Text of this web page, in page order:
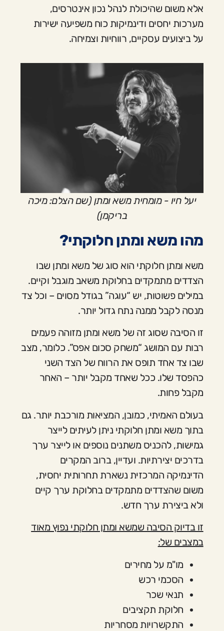
אלא משום שהיכולת לנהל נכון אינטרסים,
מערכות יחסים ודינמיקות כוח משפיעה ישירות
על ביצועים עסקיים, רווחיות וצמיחה.
יעל חיו - מומחית משא ומתן (שם הצלם: מיכה
בריקמן)
מהו משא ומתן חלוקתי?
משא ומתן חלוקתי הוא סוג של משא ומתן שבו
הצדדים מתמקדים בחלוקת משאב מוגבל וקיים.
במילים פשוטות, יש “עוגה” בגודל מסוים – וכל צד
מנסה לקבל ממנה נתח גדול יותר.
זו הסיבה שסוג זה של משא ומתן מזוהה פעמים
רבות עם המושג “משחק סכום אפס”. כלומר, מצב
שבו צד אחד תופס את הרווח של הצד השני
כהפסד שלו. ככל שאחד מקבל יותר – האחר
מקבל פחות.
בעולם האמיתי, כמובן, המציאות מורכבת יותר. גם
בתוך משא ומתן חלוקתי ניתן לעיתים לייצר
גמישות, להכניס משתנים נוספים או לייצר ערך
בדרכים יצירתיות. ועדיין, ברוב המקרים
הדינמיקה המרכזית נשארת תחרותית יחסית,
משום שהצדדים מתמקדים בחלוקת ערך קיים
ולא ביצירת ערך חדש.
זו בדיוק הסיבה שמשא ומתן חלוקתי נפוץ מאוד
במצבים של:
מו"מ על מחירים
הסכמי רכש
תנאי שכר
חלוקת תקציבים
התקשרויות מסחריות